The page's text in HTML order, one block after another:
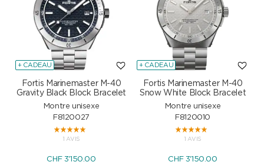
+ CADEAU
Fortis Marinemaster M-40
Gravity Black Block Bracelet
Montre unisexe
F8120027
1 AVIS
CHF 3'150.00
+ CADEAU
Fortis Marinemaster M-40
Snow White Block Bracelet
Montre unisexe
F8120010
1 AVIS
CHF 3'150.00